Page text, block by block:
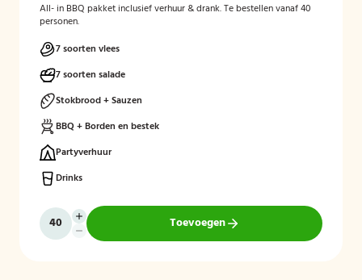
All- in BBQ pakket inclusief verhuur & drank. Te bestellen vanaf 40
personen.
7 soorten vlees
7 soorten salade
Stokbrood + Sauzen
BBQ + Borden en bestek
Partyverhuur
Drinks
Toevoegen